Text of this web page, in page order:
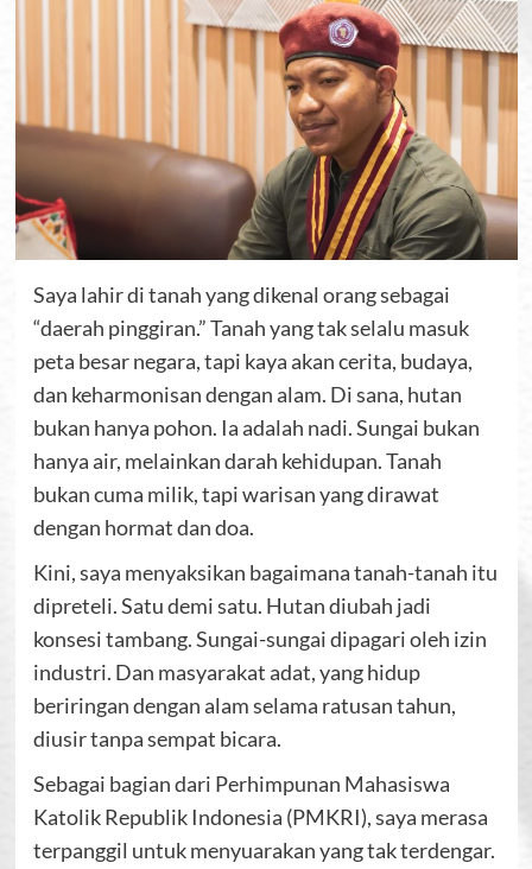
Saya lahir di tanah yang dikenal orang sebagai
“daerah pinggiran.” Tanah yang tak selalu masuk
peta besar negara, tapi kaya akan cerita, budaya,
dan keharmonisan dengan alam. Di sana, hutan
bukan hanya pohon. Ia adalah nadi. Sungai bukan
hanya air, melainkan darah kehidupan. Tanah
bukan cuma milik, tapi warisan yang dirawat
dengan hormat dan doa.
Kini, saya menyaksikan bagaimana tanah-tanah itu
dipreteli. Satu demi satu. Hutan diubah jadi
konsesi tambang. Sungai-sungai dipagari oleh izin
industri. Dan masyarakat adat, yang hidup
beriringan dengan alam selama ratusan tahun,
diusir tanpa sempat bicara.
Sebagai bagian dari Perhimpunan Mahasiswa
Katolik Republik Indonesia (PMKRI), saya merasa
terpanggil untuk menyuarakan yang tak terdengar.